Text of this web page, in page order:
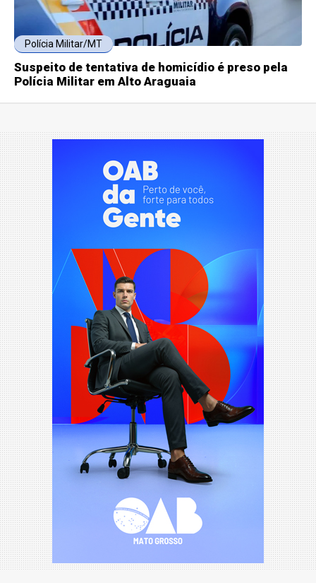
Polícia Militar/MT
Suspeito de tentativa de homicídio é preso pela
Polícia Militar em Alto Araguaia